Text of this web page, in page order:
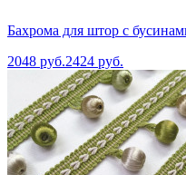
Бахрома для штор с
2048 руб.2424 руб.